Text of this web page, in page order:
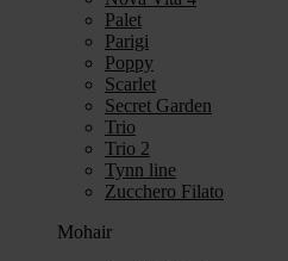
Palet
Parigi
Poppy
Scarlet
Secret Garden
Trio
Trio 2
Tynn line
Zucchero Filato
Mohair